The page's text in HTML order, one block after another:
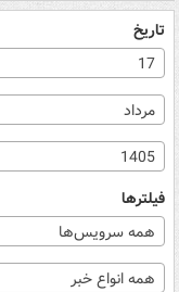
تاریخ
17
مرداد
1405
فیلترها
همه سرویس‌ها
همه انواع خبر